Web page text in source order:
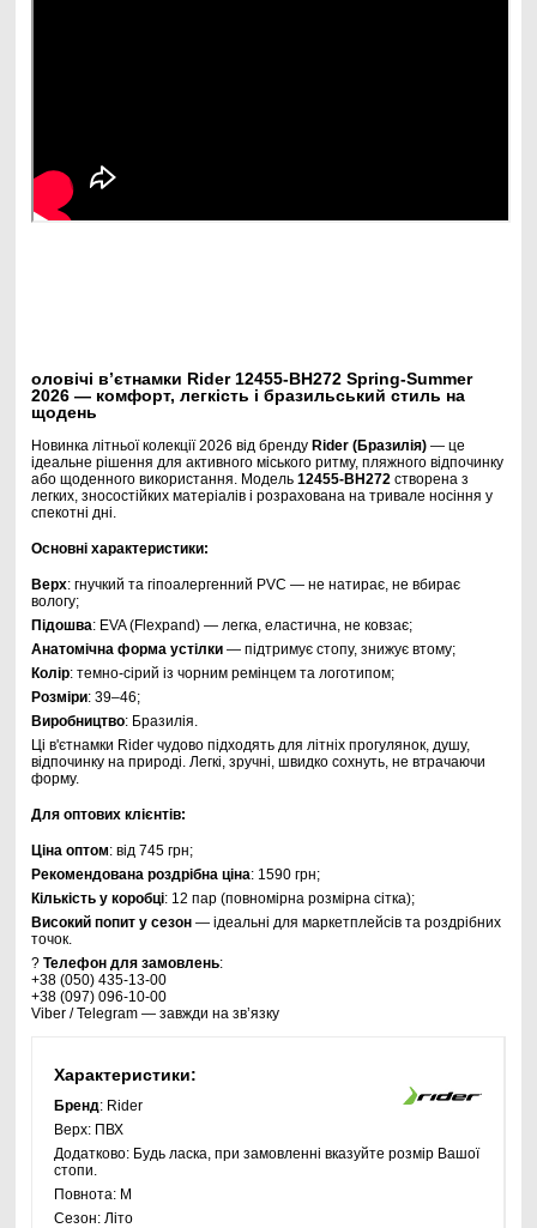
оловічі в’єтнамки Rider 12455-BH272 Spring-Summer
2026 — комфорт, легкість і бразильський стиль на
щодень
Новинка літньої колекції 2026 від бренду Rider (Бразилія) — це
ідеальне рішення для активного міського ритму, пляжного відпочинку
або щоденного використання. Модель12455-BH272 створена з
легких, зносостійких матеріалів і розрахована на тривале носіння у
спекотні дні.
Основні характеристики:
Верх: гнучкий та гіпоалергенний PVC — не натирає, не вбирає
вологу;
Підошва: EVA (Flexpand) — легка, еластична, не ковзає;
Анатомічна форма устілки — підтримує стопу, знижує втому;
Колір: темно-сірий із чорним ремінцем та логотипом;
Розміри: 39–46;
Виробництво: Бразилія.
Ці в'єтнамки Rider чудово підходять для літніх прогулянок, душу,
відпочинку на природі. Легкі, зручні, швидко сохнуть, не втрачаючи
форму.
Для оптових клієнтів:
Ціна оптом: від 745 грн;
Рекомендована роздрібна ціна: 1590 грн;
Кількість у коробці: 12 пар (повномірна розмірна сітка);
Високий попит у сезон — ідеальні для маркетплейсів та роздрібних
точок.
?Телефон для замовлень:
+38 (050) 435-13-00
+38 (097) 096-10-00
Viber / Telegram — завжди на зв’язку
Характеристики:
Бренд: Rider
Верх: ПВХ
Додатково: Будь ласка, при замовленні вказуйте розмір Вашої
стопи.
Повнота: M
Сезон: Літо